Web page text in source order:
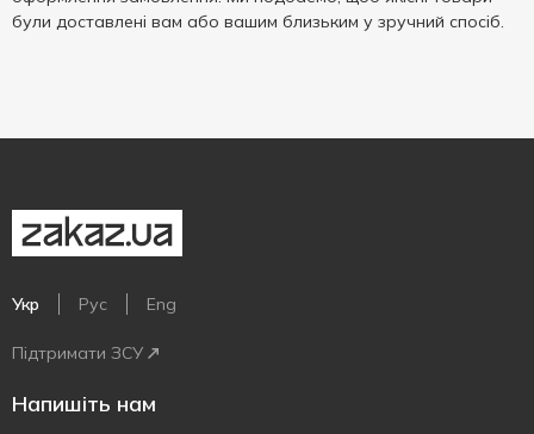
були доставлені вам або вашим близьким у зручний спосіб.
Укр Рус Eng
Підтримати ЗСУ
Напишіть нам